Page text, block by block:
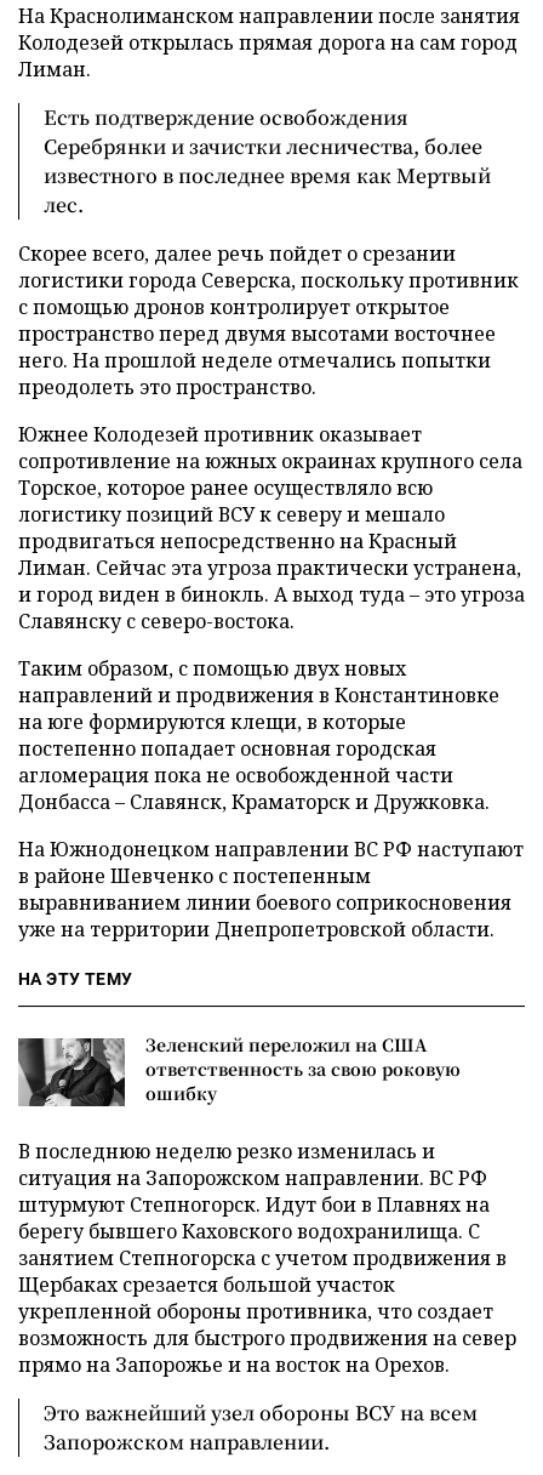
На Краснолиманском направлении после занятия
Колодезей открылась прямая дорога на сам город
Лиман.
Есть подтверждение освобождения
Серебрянки и зачистки лесничества, более
известного в последнее время как Мертвый
лес.
Скорее всего, далее речь пойдет о срезании
логистики города Северска, поскольку противник
с помощью дронов контролирует открытое
пространство перед двумя высотами восточнее
него. На прошлой неделе отмечались попытки
преодолеть это пространство.
Южнее Колодезей противник оказывает
сопротивление на южных окраинах крупного села
Торское, которое ранее осуществляло всю
логистику позиций ВСУ к северу и мешало
продвигаться непосредственно на Красный
Лиман. Сейчас эта угроза практически устранена,
и город виден в бинокль. А выход туда – это угроза
Славянску с северо-востока.
Таким образом, с помощью двух новых
направлений и продвижения в Константиновке
на юге формируются клещи, в которые
постепенно попадает основная городская
агломерация пока не освобожденной части
Донбасса – Славянск, Краматорск и Дружковка.
На Южнодонецком направлении ВС РФ наступают
в районе Шевченко с постепенным
выравниванием линии боевого соприкосновения
уже на территории Днепропетровской области.
НА ЭТУ ТЕМУ
Зеленский переложил на США
ответственность за свою роковую
ошибку
В последнюю неделю резко изменилась и
ситуация на Запорожском направлении. ВС РФ
штурмуют Степногорск. Идут бои в Плавнях на
берегу бывшего Каховского водохранилища. С
занятием Степногорска с учетом продвижения в
Щербаках срезается большой участок
укрепленной обороны противника, что создает
возможность для быстрого продвижения на север
прямо на Запорожье и на восток на Орехов.
Это важнейший узел обороны ВСУ на всем
Запорожском направлении.